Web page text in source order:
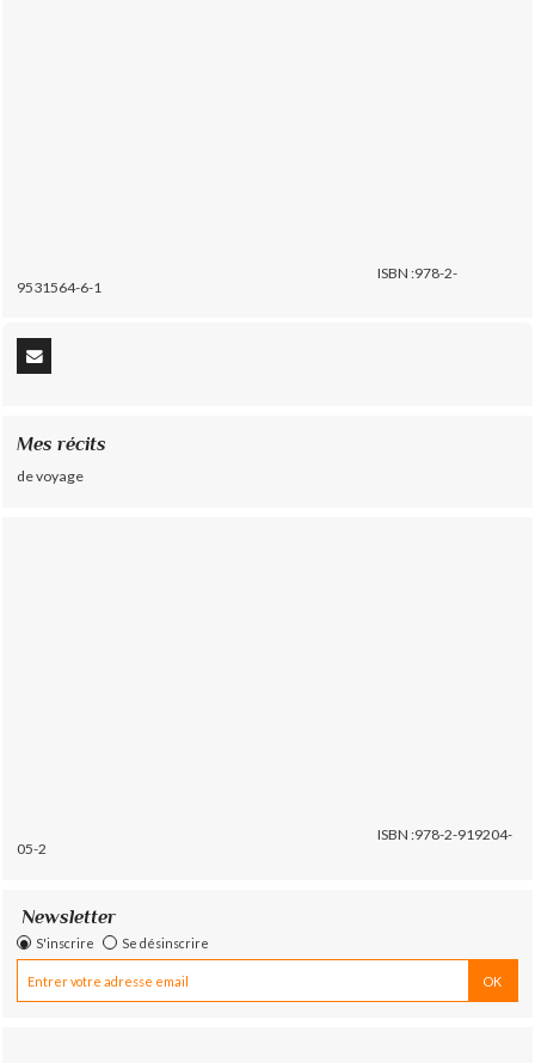
ISBN :978-2-
9531564-6-1
Mes récits
de voyage
ISBN :978-2-919204-
05-2
Newsletter
S'inscrire Se désinscrire